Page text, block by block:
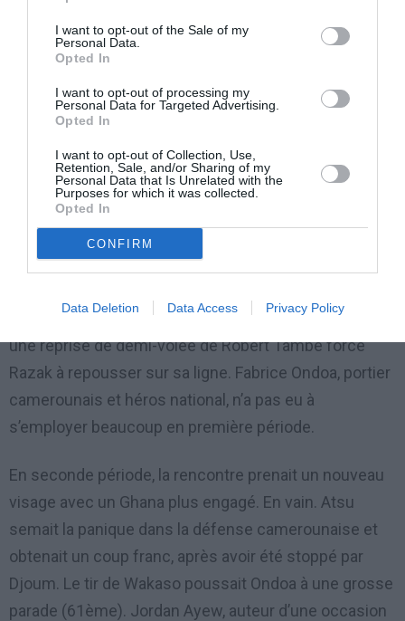
I want to opt-out of the Sale of my
Personal Data.
Opted In
I want to opt-out of processing my
Personal Data for Targeted Advertising.
Opted In
I want to opt-out of Collection, Use,
Retention, Sale, and/or Sharing of my
Personal Data that Is Unrelated with the
Purposes for which it was collected.
Opted In
CONFIRM
Data Deletion Data Access Privacy Policy
Des Camerounais plus offensifs
complètement revu leur tactique avec un pressing
finale venait à peine de débuter, Adolphe Teikeu
profitait d’un corner tiré par Benjamin Moukandjo pour
placer sa tête au premier poteau, repoussée par
Harrison Afful (8ème).
de mettre le feu dans le camp ghanéen. Juste après,
une reprise de demi-volée de Robert Tambe force
Razak à repousser sur sa ligne. Fabrice Ondoa, portier
camerounais et héros national, n’a pas eu à
s’employer beaucoup en première période.
En seconde période, la rencontre prenait un nouveau
visage avec un Ghana plus engagé. En vain. Atsu
semait la panique dans la défense camerounaise et
obtenait un coup franc, après avoir été stoppé par
Djoum. Le tir de Wakaso poussait Ondoa à une grosse
parade (61ème). Jordan Ayew, auteur d’une occasion